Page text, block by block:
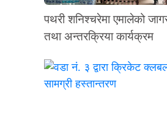
पथरी शनिश्चरेमा एमालेको
तथा अन्तरक्रिया कार्यक्रम